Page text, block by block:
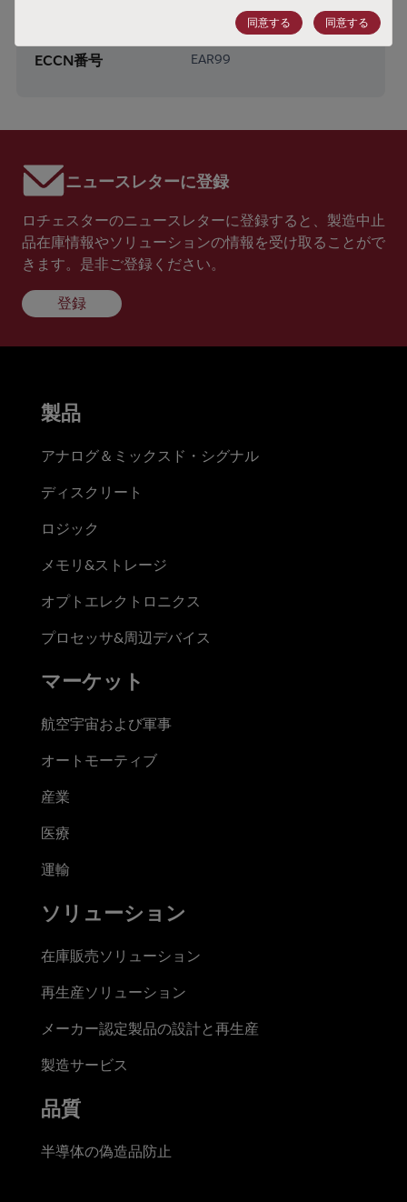
8541.49.1050
ECCN番号 EAR99
ニュースレターに登録
ロチェスターのニュースレターに登録すると、製造中止
品在庫情報やソリューションの情報を受け取ることがで
きます。是非ご登録ください。
登録
同意する 同意する
製品
アナログ＆ミックスド・シグナル
ディスクリート
ロジック
メモリ&ストレージ
オプトエレクトロニクス
プロセッサ&周辺デバイス
マーケット
航空宇宙および軍事
オートモーティブ
産業
医療
運輸
ソリューション
在庫販売ソリューション
再生産ソリューション
メーカー認定製品の設計と再生産
製造サービス
品質
半導体の偽造品防止